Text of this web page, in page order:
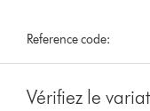
Reference code:
Vérifiez le